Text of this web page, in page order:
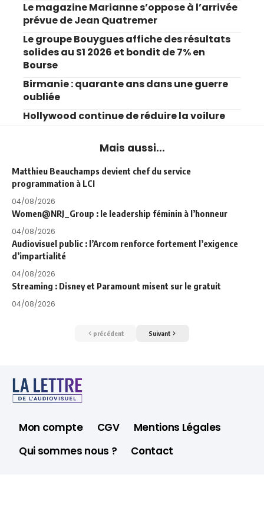
Le magazine Marianne s’oppose à l’arrivée
prévue de Jean Quatremer
Le groupe Bouygues affiche des résultats
solides au S1 2026 et bondit de 7% en
Bourse
Birmanie : quarante ans dans une guerre
oubliée
Hollywood continue de réduire la voilure
Mais aussi...
Matthieu Beauchamps devient chef du service
programmation à LCI
04/08/2026
Women@NRJ_Group : le leadership féminin à l’honneur
04/08/2026
Audiovisuel public : l’Arcom renforce fortement l’exigence
d’impartialité
04/08/2026
Streaming : Disney et Paramount misent sur le gratuit
04/08/2026
précédent Suivant
Mon compte CGV
Mentions Légales
Qui sommes nous ?
Contact